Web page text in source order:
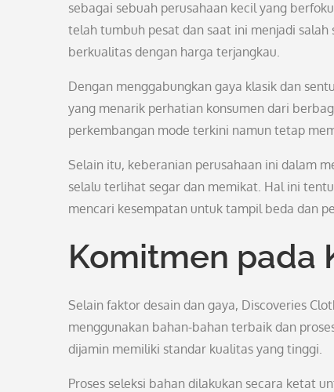
sebagai sebuah perusahaan kecil yang
telah tumbuh pesat dan saat ini menjadi
berkualitas dengan harga terjangkau.
Dengan menggabungkan gaya klasik dan
yang menarik perhatian konsumen dari
perkembangan mode terkini namun tetap
Selain itu, keberanian perusahaan ini dalam
selalu terlihat segar dan memikat. Hal ini
mencari kesempatan untuk tampil beda dan
Komitmen pada
Selain faktor desain dan gaya, Discoveries
menggunakan bahan-bahan terbaik dan
dijamin memiliki standar kualitas yang tinggi.
Proses seleksi bahan dilakukan secara ketat